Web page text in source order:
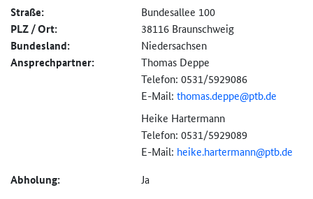
Straße: Bundesallee 100
PLZ / Ort: 38116 Braunschweig
Bundesland: Niedersachsen
Ansprechpartner:
Thomas Deppe
Telefon: 0531/5929086
E-Mail: thomas.deppe@ptb.de
Heike Hartermann
Telefon: 0531/5929089
E-Mail: heike.hartermann@ptb.de
Abholung: Ja